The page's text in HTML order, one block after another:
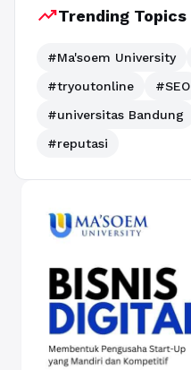
trending_upTrending Topics
#Ma'soem University
#tryoutonline
#SEO
#universitas Bandung
#reputasi